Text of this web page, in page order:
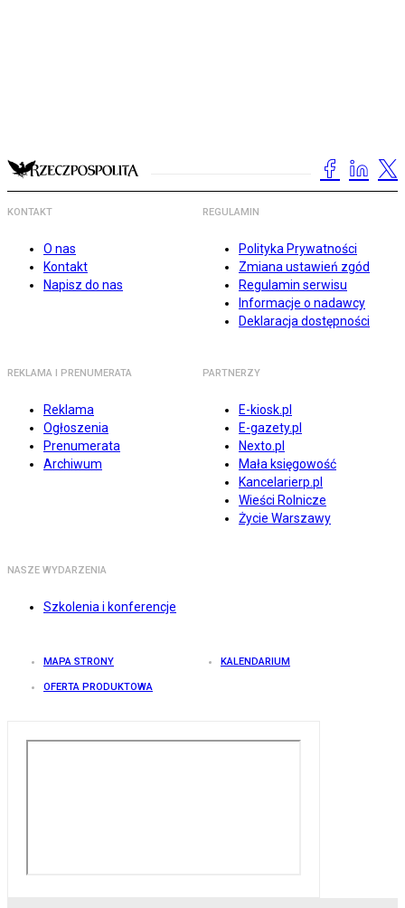
KONTAKT
O nas
Kontakt
Napisz do nas
REGULAMIN
Polityka Prywatności
Zmiana ustawień zgód
Regulamin serwisu
Informacje o nadawcy
Deklaracja dostępności
REKLAMA I PRENUMERATA
Reklama
Ogłoszenia
Prenumerata
Archiwum
PARTNERZY
E-kiosk.pl
E-gazety.pl
Nexto.pl
Mała księgowość
Kancelarierp.pl
Wieści Rolnicze
Życie Warszawy
NASZE WYDARZENIA
Szkolenia i konferencje
MAPA STRONY KALENDARIUM
OFERTA PRODUKTOWA